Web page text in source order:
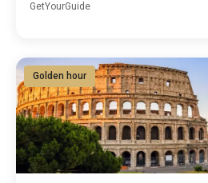
GetYourGuide
Golden hour